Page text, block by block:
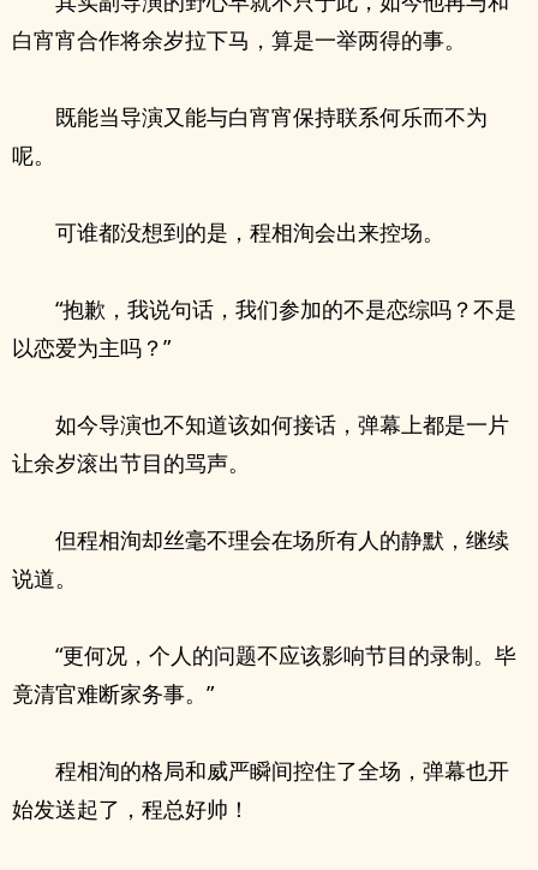
白宵宵合作将余岁拉下马，算是一举两得的事。
既能当导演又能与白宵宵保持联系何乐而不为
呢。
可谁都没想到的是，程相洵会出来控场。
“抱歉，我说句话，我们参加的不是恋综吗？不是
以恋爱为主吗？”
如今导演也不知道该如何接话，弹幕上都是一片
让余岁滚出节目的骂声。
但程相洵却丝毫不理会在场所有人的静默，继续
说道。
“更何况，个人的问题不应该影响节目的录制。毕
竟清官难断家务事。”
程相洵的格局和威严瞬间控住了全场，弹幕也开
始发送起了，程总好帅！